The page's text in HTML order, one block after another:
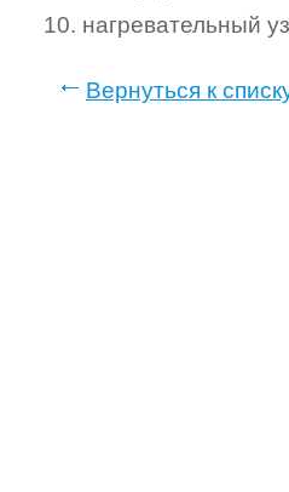
нагревательный
Вернуться к